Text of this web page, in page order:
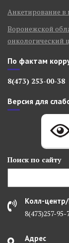
Анкетирование
Воронежской
онкологический
По фактам
8(473) 253-00-38
Версия для
Поиск по сайту
Колл-
8(473)257-95-
Адрес